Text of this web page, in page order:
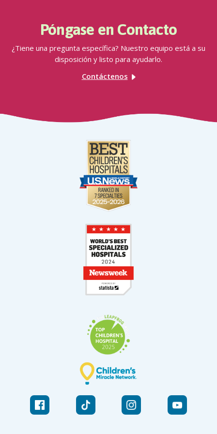
Póngase en Contacto
¿Tiene una pregunta específica? Nuestro equipo está a su
disposición y listo para ayudarlo.
Contáctenos